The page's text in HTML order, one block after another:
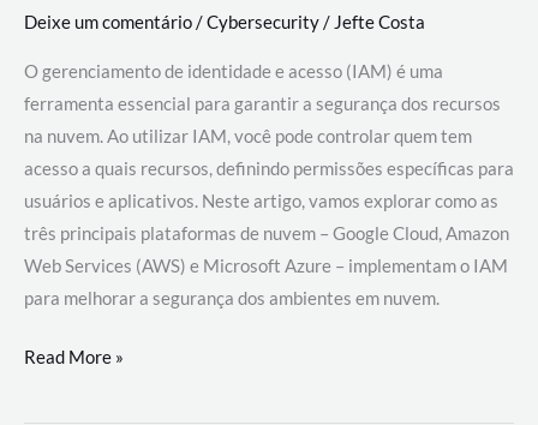
Deixe um comentário/Cybersecurity/ Jefte Costa
O gerenciamento de identidade e acesso (IAM) é uma
ferramenta essencial para garantir a segurança dos recursos
na nuvem. Ao utilizar IAM, você pode controlar quem tem
acesso a quais recursos, definindo permissões específicas para
usuários e aplicativos. Neste artigo, vamos explorar como as
três principais plataformas de nuvem – Google Cloud, Amazon
Web Services (AWS) e Microsoft Azure – implementam o IAM
para melhorar a segurança dos ambientes em nuvem.
Gerenciamento
Read More »